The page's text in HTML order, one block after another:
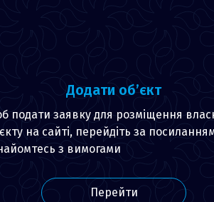
Додати об’єкт
подати заявку для розміщення
на сайті, перейдіть за
з вимогами
Перейти